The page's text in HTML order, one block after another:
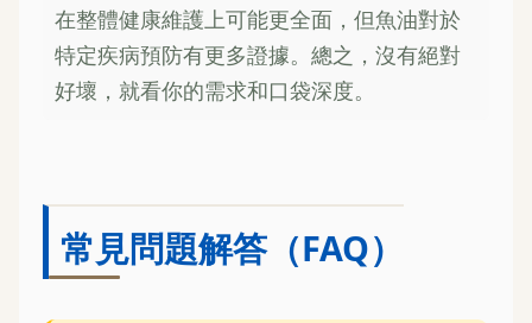
在整體健康維護上可能更全面，但魚油對於
特定疾病預防有更多證據。總之，沒有絕對
好壞，就看你的需求和口袋深度。
常見問題解答（FAQ）